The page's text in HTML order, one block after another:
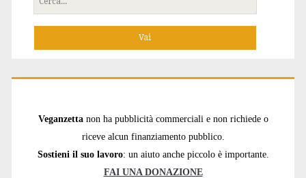
per:
Veganzetta non ha pubblicità commerciali e non richiede o
riceve alcun finanziamento pubblico.
Sostieni il suo lavoro: un aiuto anche piccolo è importante.
FAI UNA DONAZIONE